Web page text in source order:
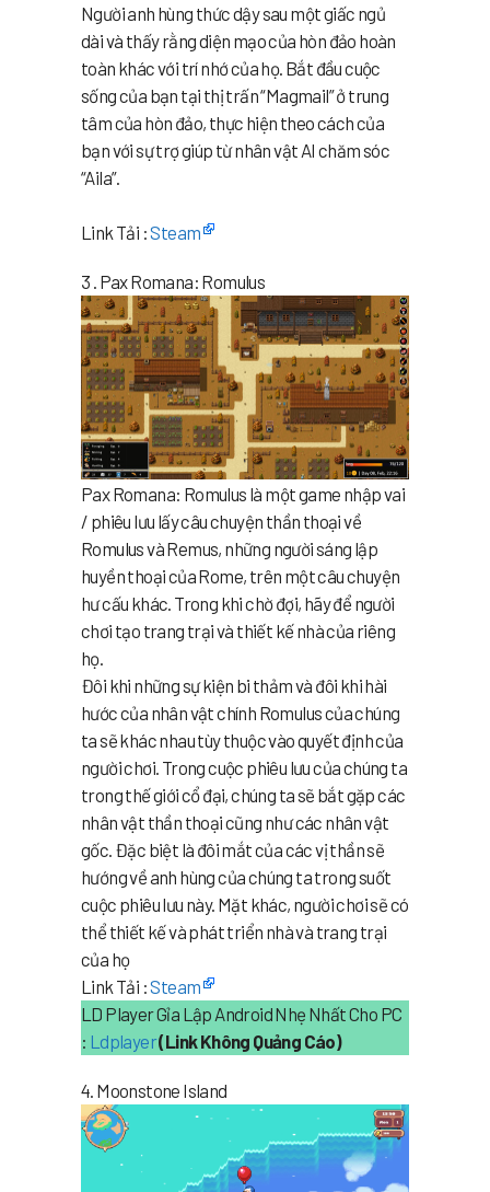
Người anh hùng thức dậy sau một giấc ngủ
dài và thấy rằng diện mạo của hòn đảo hoàn
toàn khác với trí nhớ của họ. Bắt đầu cuộc
sống của bạn tại thị trấn “Magmail” ở trung
tâm của hòn đảo, thực hiện theo cách của
bạn với sự trợ giúp từ nhân vật AI chăm sóc
“Aila”.
Link Tải :Steam
3 . Pax Romana: Romulus
Pax Romana: Romulus là một game nhập vai
/ phiêu lưu lấy câu chuyện thần thoại về
Romulus và Remus, những người sáng lập
huyền thoại của Rome, trên một câu chuyện
hư cấu khác. Trong khi chờ đợi, hãy để người
chơi tạo trang trại và thiết kế nhà của riêng
họ.
Đôi khi những sự kiện bi thảm và đôi khi hài
hước của nhân vật chính Romulus của chúng
ta sẽ khác nhau tùy thuộc vào quyết định của
người chơi. Trong cuộc phiêu lưu của chúng ta
trong thế giới cổ đại, chúng ta sẽ bắt gặp các
nhân vật thần thoại cũng như các nhân vật
gốc. Đặc biệt là đôi mắt của các vị thần sẽ
hướng về anh hùng của chúng ta trong suốt
cuộc phiêu lưu này. Mặt khác, người chơi sẽ có
thể thiết kế và phát triển nhà và trang trại
của họ
Link Tải :Steam
LD Player Gỉa Lập Android Nhẹ Nhất Cho PC
: Ldplayer(Link Không Quảng Cáo)
4. Moonstone Island